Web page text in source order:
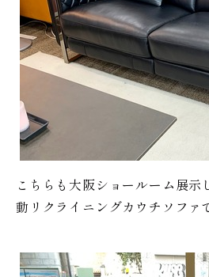
こちらも大阪ショールーム展示
動リクライニングカウチソファ